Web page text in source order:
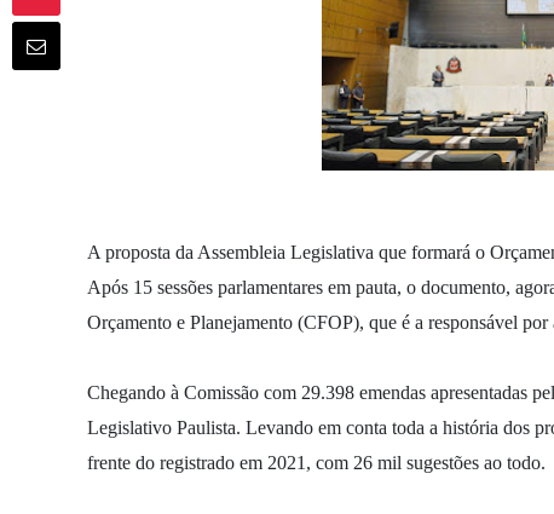
A proposta da Assembleia Legislativa que formará o
Após 15 sessões parlamentares em pauta, o documento,
Orçamento e Planejamento (CFOP), que é a responsável
Chegando à Comissão com 29.398 emendas apresentadas
Legislativo Paulista. Levando em conta toda a história dos
frente do registrado em 2021, com 26 mil sugestões ao todo.